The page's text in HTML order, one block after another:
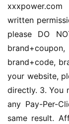
written
please DO
brand+code,
your website,
directly. 3. You
any Pay-Per-
same result.